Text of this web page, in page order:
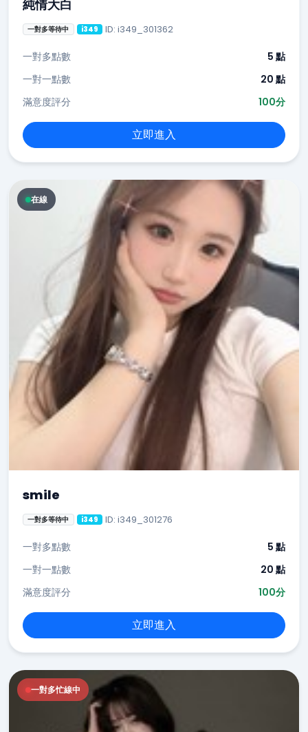
純情大白
一對多等待中 i349 ID: i349_301362
一對多點數
5 點
一對一點數
20 點
滿意度評分
100分
立即進入
在線
smile
一對多等待中 i349 ID: i349_301276
一對多點數
5 點
一對一點數
20 點
滿意度評分
100分
立即進入
一對多忙線中